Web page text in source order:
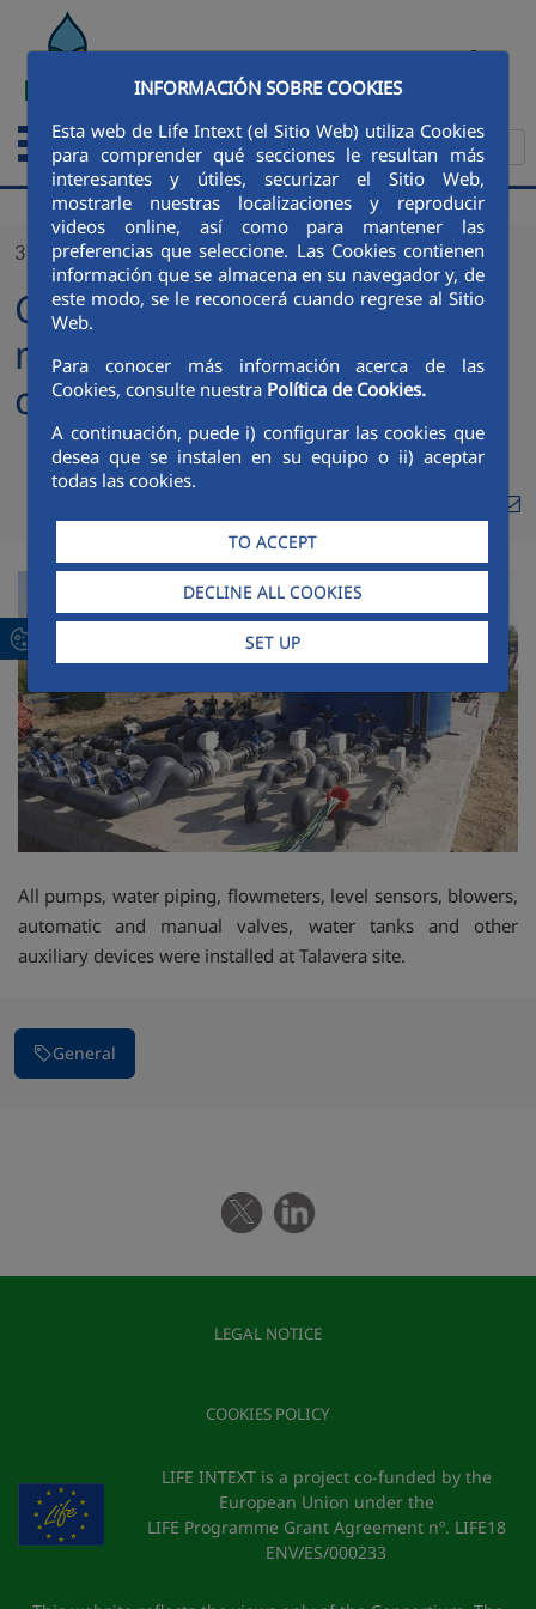
Skip to Main Content
INFORMACIÓN SOBRE COOKIES
Esta web de Life Intext (el Sitio Web) utiliza Cookies
para comprender qué secciones le resultan más
interesantes y útiles, securizar el Sitio Web,
mostrarle nuestras localizaciones y reproducir
videos online, así como para mantener las
preferencias que seleccione. Las Cookies contienen
información que se almacena en su navegador y, de
este modo, se le reconocerá cuando regrese al Sitio
Web.
Para conocer más información acerca de las
Cookies, consulte nuestra Política de Cookies.
A continuación, puede i) configurar las cookies que
desea que se instalen en su equipo o ii) aceptar
todas las cookies.
TO ACCEPT
DECLINE ALL COOKIES
SET UP
ESPAÑOL
31/07/2021
Continental demo site
mechanical works
completion
Compartir en
Compartir
All pumps, water piping, flowmeters, level sensors, blowers,
automatic and manual valves, water tanks and other
auxiliary devices were installed at Talavera site.
General
LIFE INTEXT is a project co-funded by the
European Union under the
LIFE Programme Grant Agreement nº. LIFE18
ENV/ES/000233
LEGAL NOTICE
COOKIES POLICY